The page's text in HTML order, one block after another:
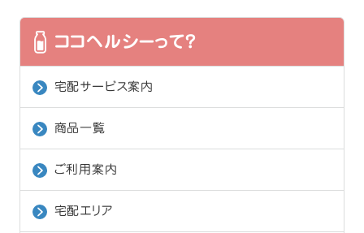
ココヘルシーって？
宅配サービス案内
商品一覧
ご利用案内
宅配エリア